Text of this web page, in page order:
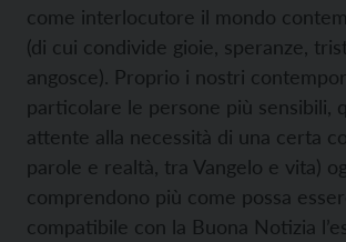
come interlocutore il mondo
(di cui condivide gioie, speranze,
angosce). Proprio i nostri
particolare le persone più sensibili,
attente alla necessità di una certa
parole e realtà, tra Vangelo e vita)
comprendono più come possa
compatibile con la Buona Notizia